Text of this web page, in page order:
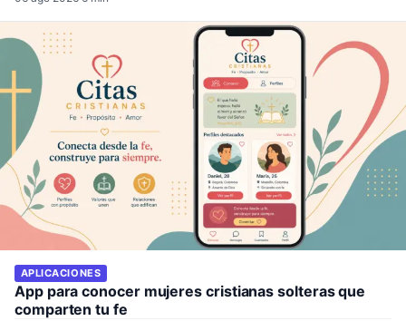
APLICACIONES
App para conocer mujeres cristianas solteras que
comparten tu fe